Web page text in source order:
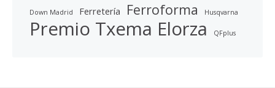
Down Madrid Ferretería Ferroforma Husqvarna
Premio Txema Elorza QFplus